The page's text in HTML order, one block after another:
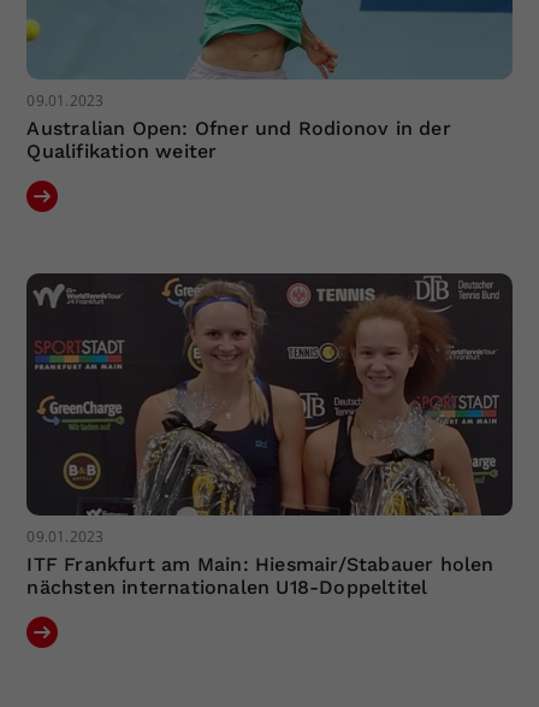
09.01.2023
Australian Open: Ofner und Rodionov in der
Qualifikation weiter
09.01.2023
ITF Frankfurt am Main: Hiesmair/Stabauer holen
nächsten internationalen U18-Doppeltitel